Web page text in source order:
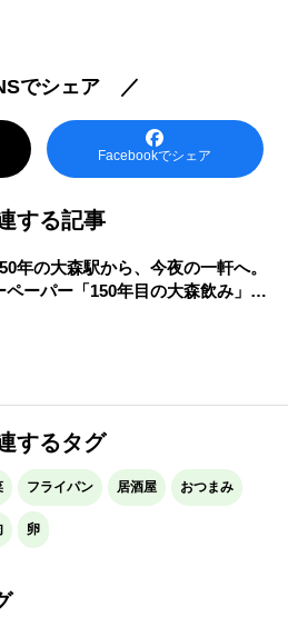
でシェア ／
Facebookでシェア
する記事
年の大森駅から、今夜の一軒へ。
ペーパー「150年目の大森飲み」誕
するタグ
フライパン 居酒屋 おつまみ
卵